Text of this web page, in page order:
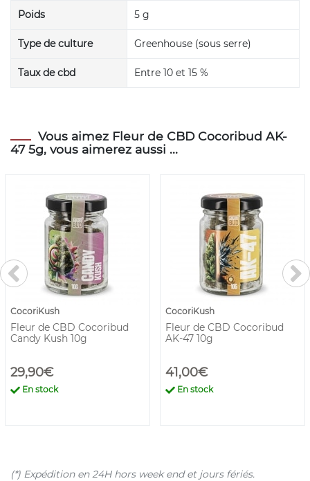
Poids 5 g
Type de culture Greenhouse (sous serre)
Taux de cbd Entre 10 et 15 %
Vous aimez Fleur de CBD Cocoribud AK-
47 5g, vous aimerez aussi ...
CocoriKush
Fleur de CBD Cocoribud
Candy Kush 10g
29,90€
En stock
CocoriKush
Fleur de CBD Cocoribud
AK-47 10g
41,00€
En stock
(*) Expédition en 24H hors week end et jours fériés.